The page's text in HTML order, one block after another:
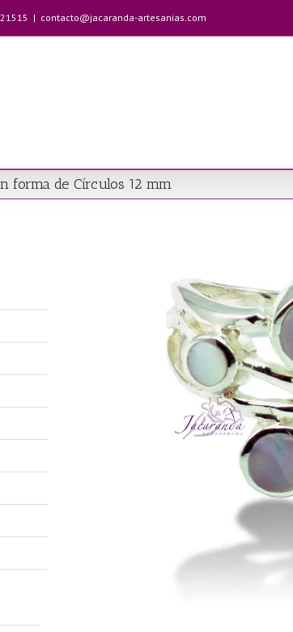
| contacto@jacaranda-artesanias.com
forma de Círculos 12 mm